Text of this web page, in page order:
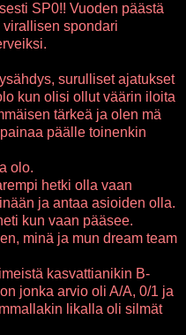
SP0!! Vuoden päästä
spondari
surulliset ajatukset
kun olisi ollut väärin iloita
tärkeä ja olen mä
päälle toinenkin
olo.
hetki olla vaan
ja antaa asioiden olla.
kun vaan pääsee.
minä ja mun dream team
kasvattianikin B-
jonka arvio oli A/A, 0/1 ja
likalla oli silmät